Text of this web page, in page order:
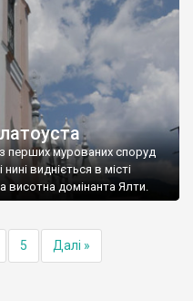
перших мурованих споруд
видніється в місті
висотна домінанта Ялти.
5 Далі »